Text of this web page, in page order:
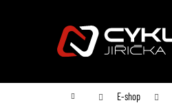
Domů E-shop
Zpět
Zpět